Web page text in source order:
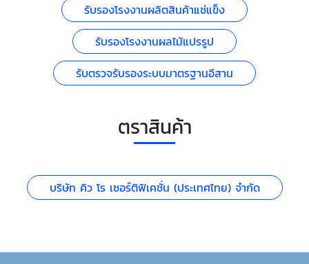
รับรองโรงงานผลิตสินค้าแช่แข็ง
รับรองโรงงานผลไม้แปรรูป
รับตรวจรับรองระบบมาตรฐานอีสาน
ตราสินค้า
บริษัท คิว โร เซอร์ติฟิเคชั่น (ประเทศไทย) จำกัด